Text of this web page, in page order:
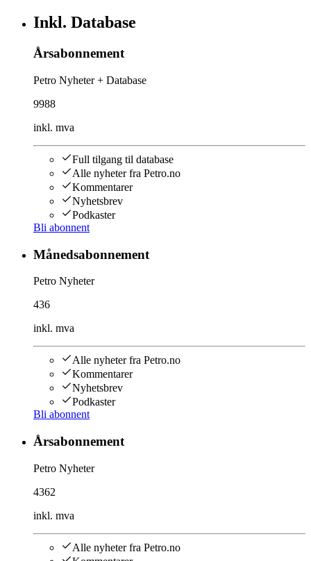
Inkl. Database
Årsabonnement
Petro Nyheter + Database
9988
inkl. mva
Full tilgang til database
Alle nyheter fra Petro.no
Kommentarer
Nyhetsbrev
Podkaster
Bli abonnent
Månedsabonnement
Petro Nyheter
436
inkl. mva
Alle nyheter fra Petro.no
Kommentarer
Nyhetsbrev
Podkaster
Bli abonnent
Årsabonnement
Petro Nyheter
4362
inkl. mva
Alle nyheter fra Petro.no